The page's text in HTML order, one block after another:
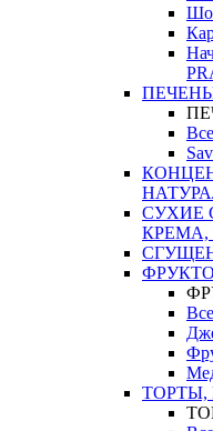
СУХИЕ
КРЕМА,